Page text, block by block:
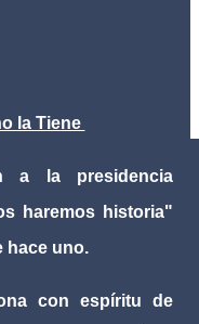
la Tiene
a la presidencia
haremos historia"
hace uno.
con espíritu de